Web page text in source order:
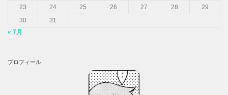
23
24 25 26 27 28
29
30
31
« 7月
プロフィール